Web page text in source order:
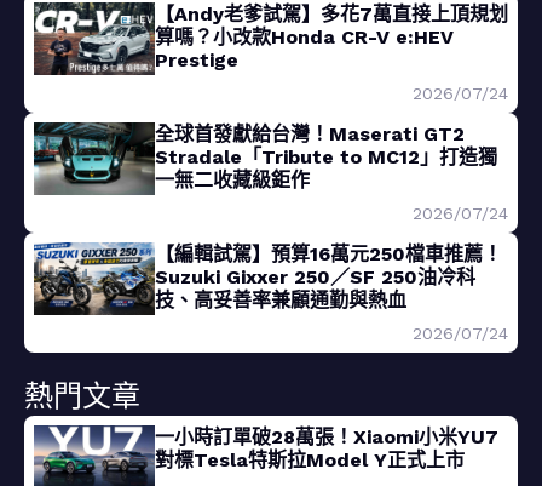
【Andy老爹試駕】多花7萬直接上頂規划
算嗎？小改款Honda CR-V e:HEV
Prestige
2026/07/24
全球首發獻給台灣！Maserati GT2
Stradale「Tribute to MC12」打造獨
一無二收藏級鉅作
2026/07/24
【編輯試駕】預算16萬元250檔車推薦！
Suzuki Gixxer 250／SF 250油冷科
技、高妥善率兼顧通勤與熱血
2026/07/24
熱門文章
一小時訂單破28萬張！Xiaomi小米YU7
對標Tesla特斯拉Model Y正式上市